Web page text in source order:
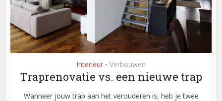
Interieur • Verbouwen
Traprenovatie vs. een nieuwe trap
Wanneer jouw trap aan het verouderen is, heb je twee